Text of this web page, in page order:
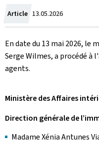
Article Crée
le
13.05.2026
En date du 13 mai 2026, le
Serge Wilmes, a procédé
agents.
Ministère des Affaires
Direction générale de
Madame Xénia Antunes